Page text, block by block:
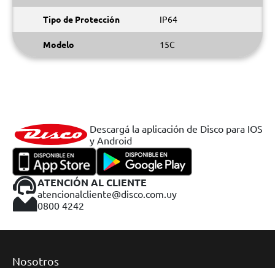
Tipo de Protección IP64
Modelo 15C
Descargá la aplicación de Disco para IOS
y Android
ATENCIÓN AL CLIENTE
atencionalcliente@disco.com.uy
0800 4242
Nosotros